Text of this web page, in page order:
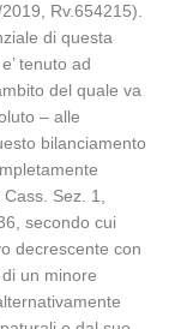
Rv.654215).
di questa
tenuto ad
del quale va
– alle
bilanciamento
Sez. 1,
secondo cui
decrescente con
un minore